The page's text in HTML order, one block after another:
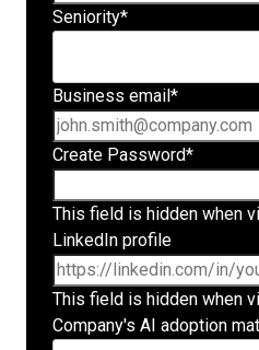
Seniority*
Business email *
Create Password*
This field is hidden when
LinkedIn profile
This field is hidden when
Company's AI adoption